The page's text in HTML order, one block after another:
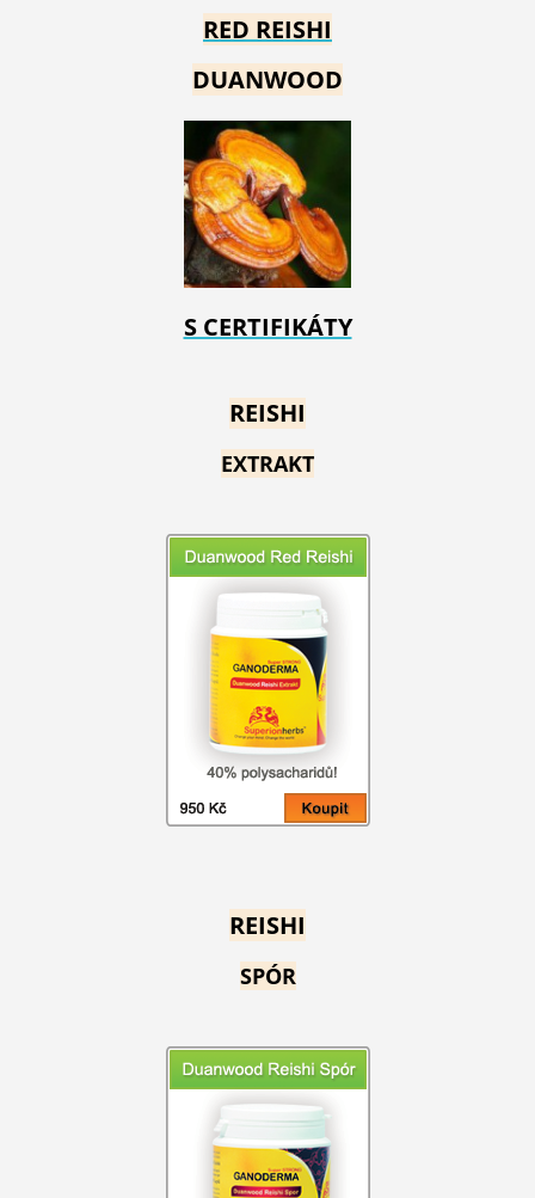
RED REISHI
DUANWOOD
S CERTIFIKÁTY
REISHI
EXTRAKT
REISHI
SPÓR